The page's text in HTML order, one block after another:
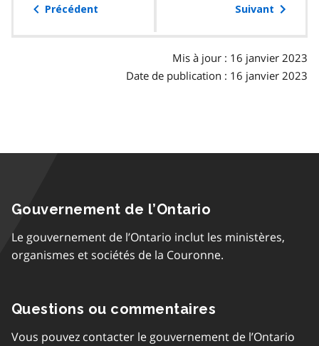
table
Précédent Suivant
Mis à jour : 16 janvier 2023
Date de publication : 16 janvier 2023
Gouvernement de l’Ontario
Le gouvernement de l’Ontario inclut les ministères,
organismes et sociétés de la Couronne.
Questions ou commentaires
Vous pouvez contacter le gouvernement de l’Ontario